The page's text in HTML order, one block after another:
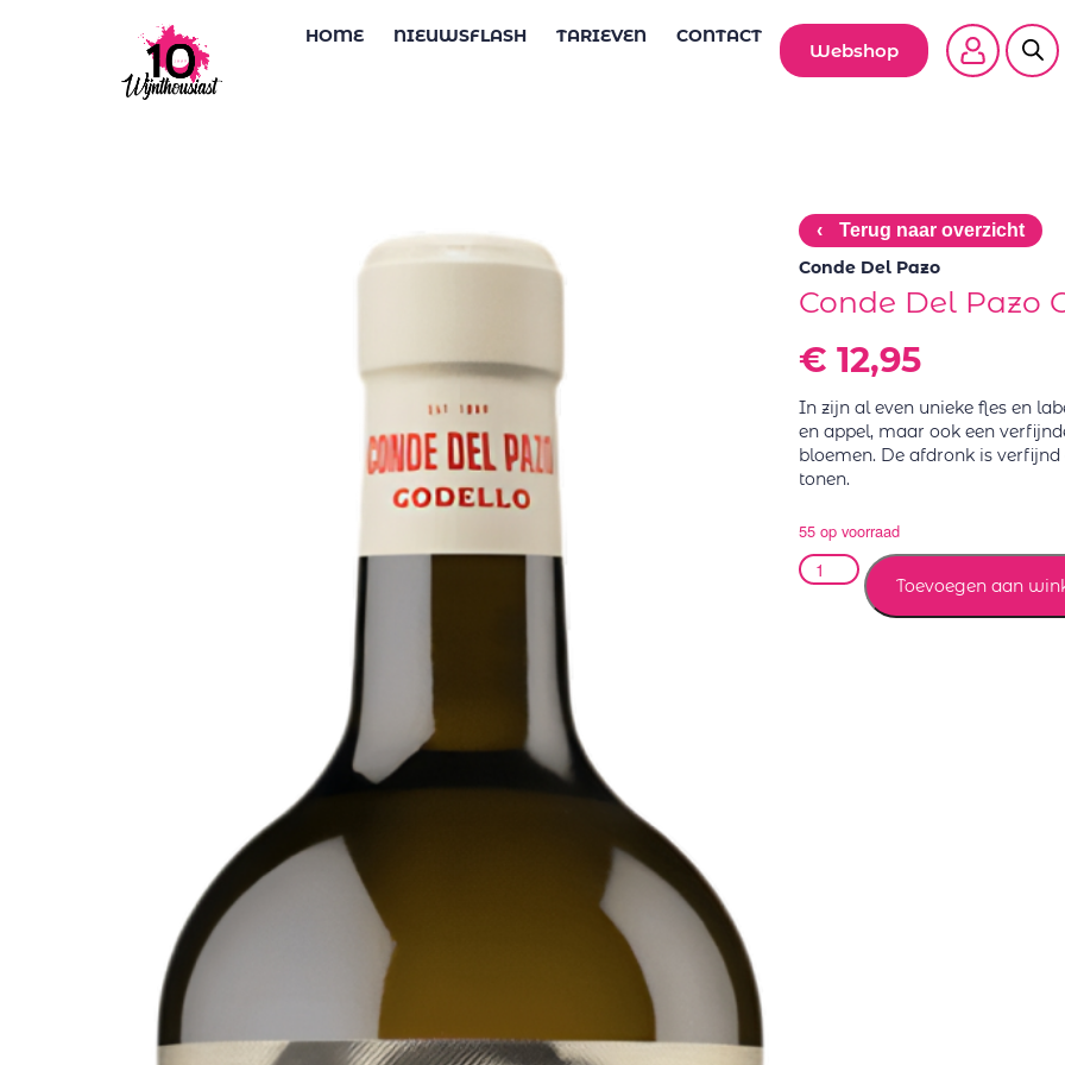
HOME NIEUWSFLASH TARIEVEN CONTACT
Webshop
‹ Terug naar overzicht
Conde Del Pazo
Conde Del Pazo
€ 12,95
In zijn al even unieke fles en
en appel, maar ook een
bloemen. De afdronk is
tonen.
55 op voorraad
Toevoegen aan